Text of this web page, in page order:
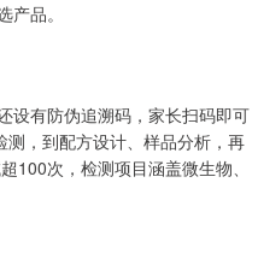
品。
设有防伪追溯码，家长扫码即可
，到配方设计、样品分析，再
100次，检测项目涵盖微生物、